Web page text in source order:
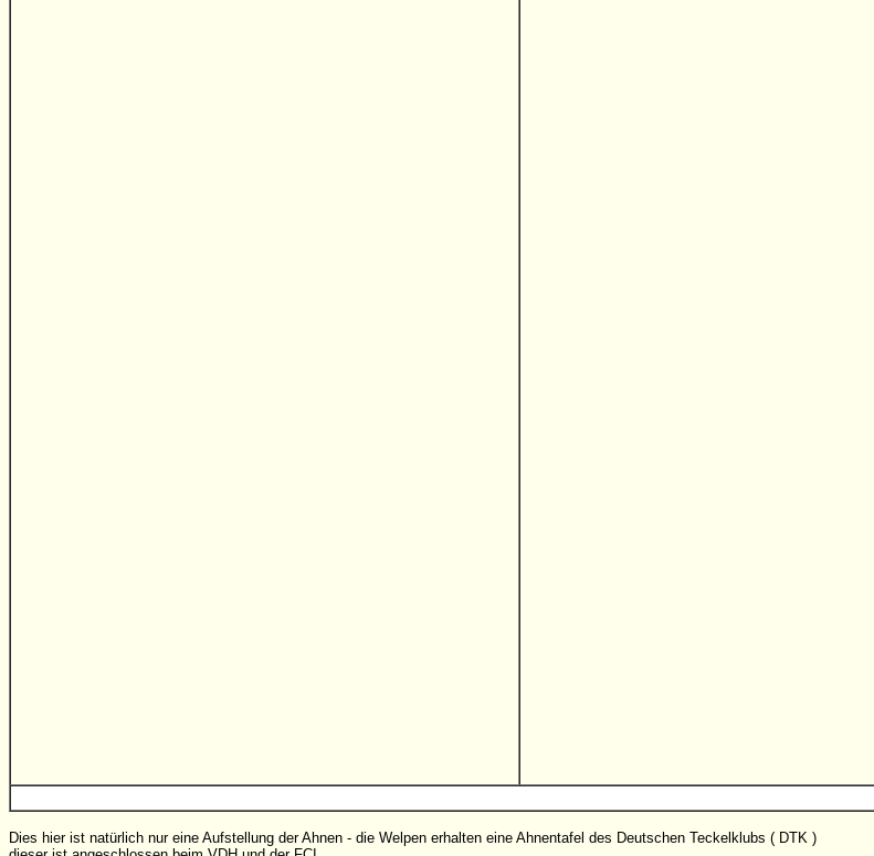
Dies hier ist natürlich nur eine Aufstellung der Ahnen - die Welpen erhalten eine Ahnentafel des Deutschen Teckelklubs ( DTK )